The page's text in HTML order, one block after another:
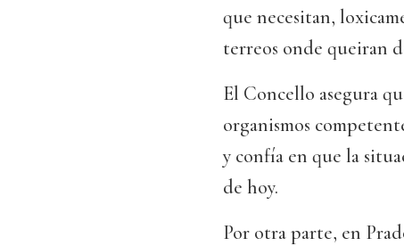
que necesitan,
terreos onde queiran
El Concello asegura
organismos
y confía en que la
de hoy.
Por otra parte, en